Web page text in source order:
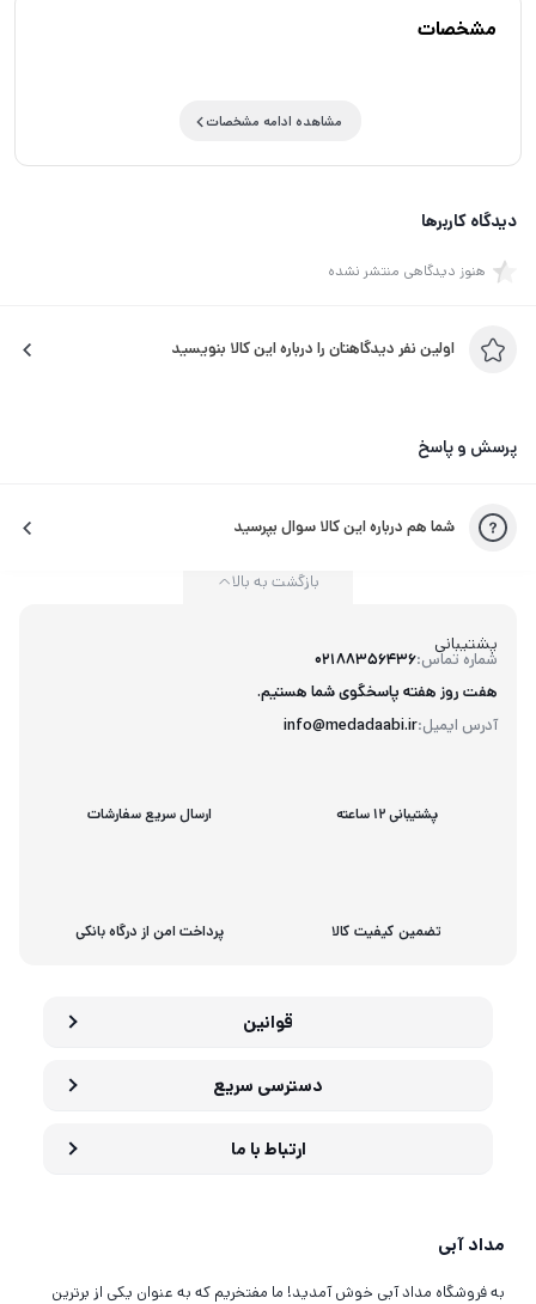
مشخصات
مشاهده ادامه مشخصات
دیدگاه کاربرها
هنوز دیدگاهی منتشر نشده
اولین نفر دیدگاهتان را درباره این کالا بنویسید
پرسش و پاسخ
شما هم درباره این کالا سوال بپرسید
پشتیبانی
شماره تماس:02188356436
آدرس ایمیل:info@medadaabi.ir
هفت روز هفته پاسخگوی شما هستیم.
بازگشت به بالا
پشتیبانی 12 ساعته ارسال سریع سفارشات
تضمین کیفیت کالا پرداخت امن از درگاه بانکی
قوانین
دسترسی سریع
ارتباط با ما
مداد آبی
به فروشگاه مداد آبی خوش آمدید! ما مفتخریم که به عنوان یکی از برترین